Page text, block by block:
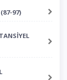
97)